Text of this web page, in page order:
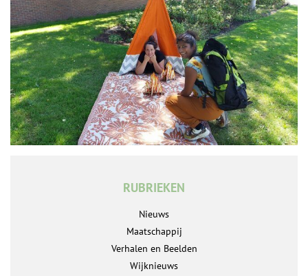
RUBRIEKEN
Nieuws
Maatschappij
Verhalen en Beelden
Wijknieuws